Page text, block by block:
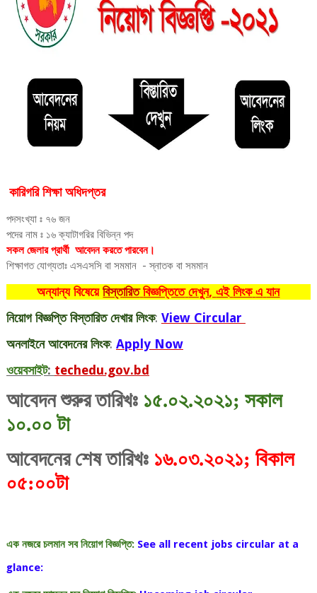
কারিগরি শিক্ষা অধিদপ্তর
পদসংখ্যা ঃ ৭৬ জন
পদের নাম ঃ ১৬ ক্যাটাগরির বিভিন্ন পদ
সকল জেলার প্রার্থী আবেদন করতে পারবেন।
শিক্ষাগত যোগ্যতাঃ এসএসসি বা সমমান - স্নাতক বা সমমান
অন্যান্য বিষেয়ে বিস্তারিত বিজ্ঞপ্তিতে দেখুন,এই লিংক এ যান
নিয়োগ বিজ্ঞপ্তি বিস্তারিত দেখার লিংক: View Circular
অনলাইনে আবেদনেরলিংক: Apply Now
ওয়েবসাইট: techedu.gov.bd
আবেদন শুরুর তারিখঃ১৫.০২.২০২১; সকাল
১০.০০ টা
আবেদনের শেষ তারিখঃ১৬.০৩.২০২১; বিকাল
০৫:০০টা
এক নজরে চলমান সব নিয়োগ বিজ্ঞপ্তি: See all recent jobs circular at a
glance: